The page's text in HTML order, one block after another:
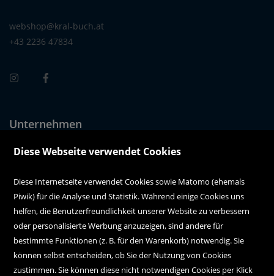
webshop@kral-buch.at
+43 2236 47834
Unternehmen
Über uns
Kundenservice
Kontakt
Diese Webseite verwendet Cookies
Diese Internetseite verwendet Cookies sowie Matomo (ehemals
Piwik) für die Analyse und Statistik. Während einige Cookies uns
helfen, die Benutzerfreundlichkeit unserer Website zu verbessern
oder personalisierte Werbung anzuzeigen, sind andere für
bestimmte Funktionen (z. B. für den Warenkorb) notwendig. Sie
können selbst entscheiden, ob Sie der Nutzung von Cookies
zustimmen. Sie können diese nicht notwendigen Cookies per Klick